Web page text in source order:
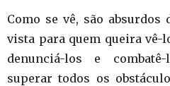
Como se vê, são absurdos
vista para quem queira vê-
denunciá-los e
superar todos os